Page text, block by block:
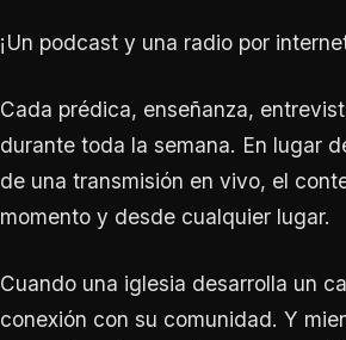
¡Un podcast y una radio por
Cada prédica, enseñanza,
durante toda la semana. En lugar
de una transmisión en vivo, el
momento y desde cualquier lugar.
Cuando una iglesia desarrolla un
conexión con su comunidad. Y